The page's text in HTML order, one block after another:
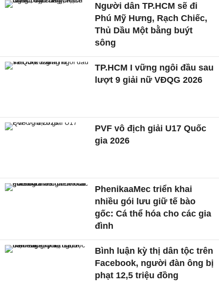
Người dân TP.HCM sẽ đi
Phú Mỹ Hưng, Rạch Chiếc,
Thủ Dầu Một bằng buýt
sông
TP.HCM I vững ngôi đầu sau
lượt 9 giải nữ VĐQG 2026
PVF vô địch giải U17 Quốc
gia 2026
PhenikaaMec triển khai
nhiều gói lưu giữ tế bào
gốc: Cá thể hóa cho các gia
đình
Bình luận kỳ thị dân tộc trên
Facebook, người đàn ông bị
phạt 12,5 triệu đồng